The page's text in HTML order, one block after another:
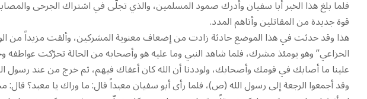
فلما بلغ هذا الخبر أبا سفيان وأدرك صمود المسلمين، والذي تجلّى في اشتراك الجرحى
قوة جديدة من المقاتلين وأتاهم المدد.
هذا وقد حدثت في هذا الموضع حادثة زادت من إضعاف معنوية المشركين، وألقت مزيداً من
الخزاعي” وهو يومئذ مشرك، فلما شاهد النبي وما عليه هو وأصحابه من الحالة تحرّكت
علينا ما أصابك في قومك وأصحابك، ولوددنا أن الله كان أعفاك فيهم، ثم خرج من عند رسول
وقد أجمعوا الرجعة إلى رسول الله (ص)، فلما رأى أبو سفيان معبداً قال: ما وراك يا